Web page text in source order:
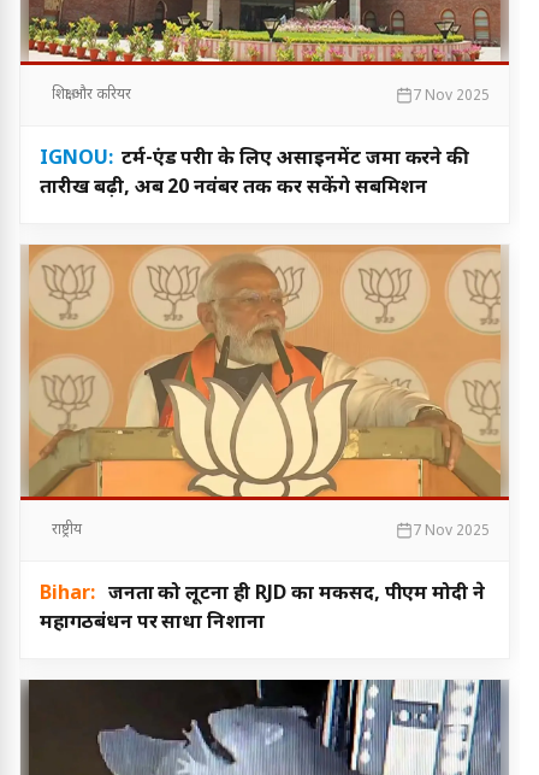
शिक्षा और करियर 7 Nov 2025
IGNOU: टर्म-एंड परीक्षा के लिए असाइनमेंट जमा करने की
तारीख बढ़ी, अब 20 नवंबर तक कर सकेंगे सबमिशन
राष्ट्रीय 7 Nov 2025
Bihar: जनता को लूटना ही RJD का मकसद, पीएम मोदी ने
महागठबंधन पर साधा निशाना